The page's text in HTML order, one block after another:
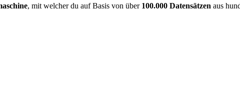
, mit welcher du auf Basis von über 100.000 Datensätzen aus